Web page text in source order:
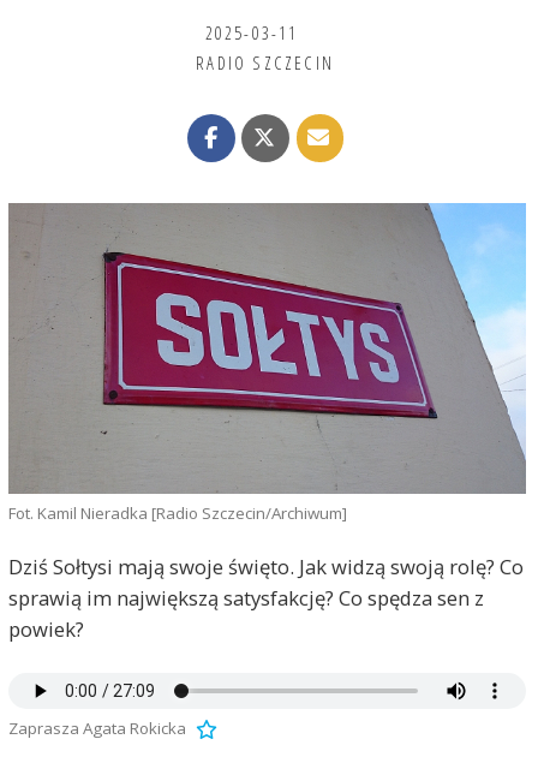
2025-03-11
RADIO SZCZECIN
Fot. Kamil Nieradka [Radio Szczecin/Archiwum]
Dziś Sołtysi mają swoje święto. Jak widzą swoją rolę? Co
sprawią im największą satysfakcję? Co spędza sen z
powiek?
Zaprasza Agata Rokicka